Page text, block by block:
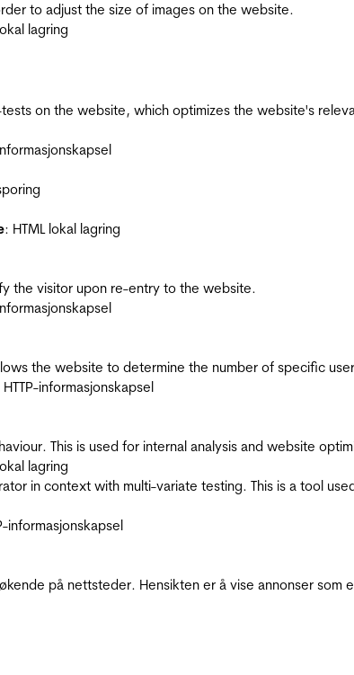
to adjust the size of images on the website.
lagring
on the website, which optimizes the website's
: HTML lokal lagring
the visitor upon re-entry to the website.
the website to determine the number of specific
HTTP-informasjonskapsel
This is used for internal analysis and website
lagring
in context with multi-variate testing. This is a tool
informasjonskapsel
på nettsteder. Hensikten er å vise annonser